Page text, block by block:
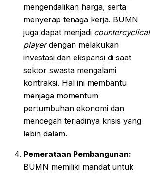
mengendalikan harga, serta
menyerap tenaga kerja. BUMN
juga dapat menjadi countercyclical
playerdengan melakukan
investasi dan ekspansi di saat
sektor swasta mengalami
kontraksi. Hal ini membantu
menjaga momentum
pertumbuhan ekonomi dan
mencegah terjadinya krisis yang
lebih dalam.
Pemerataan Pembangunan:
BUMN memiliki mandat untuk